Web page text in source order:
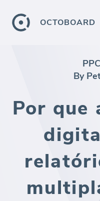
OCTOBOARD
By
Por que